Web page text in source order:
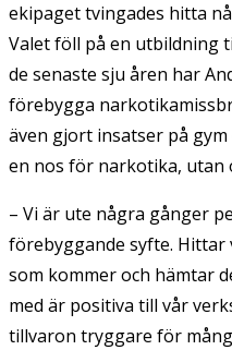
ekipaget tvingades hitta
Valet föll på en utbildning
de senaste sju åren har
förebygga
även gjort insatser på
en nos för narkotika, utan
– Vi är ute några gånger
förebyggande syfte.
som kommer och hämtar
med är positiva till vår
tillvaron tryggare för